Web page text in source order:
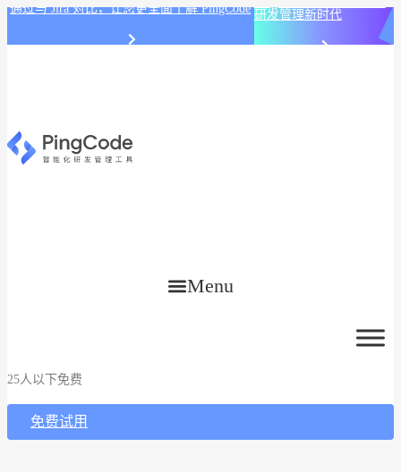
通过与 Jira 对比，让您更全面了解 PingCode 研发管理新时代
Menu
25人以下免费
免费试用